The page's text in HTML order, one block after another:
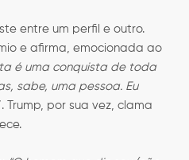
entre um perfil e outro.
e afirma, emocionada ao
é uma conquista de toda
sabe, uma pessoa. Eu
Trump, por sua vez, clama